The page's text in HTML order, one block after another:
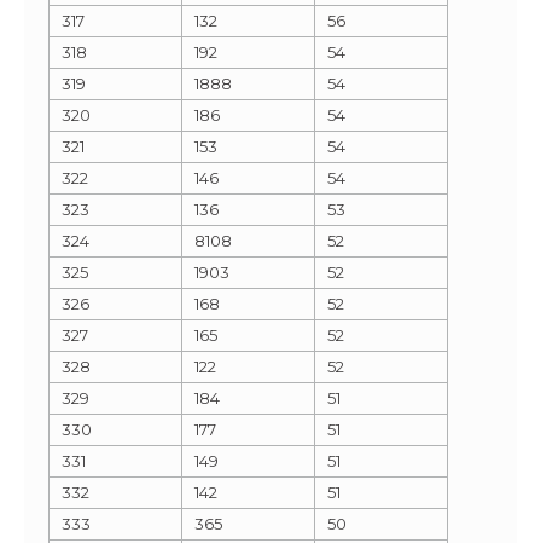
317
132
56
318
192
54
319
1888
54
320
186
54
321
153
54
322
146
54
323
136
53
324
8108
52
325
1903
52
326
168
52
327
165
52
328
122
52
329
184
51
330
177
51
331
149
51
332
142
51
333
365
50